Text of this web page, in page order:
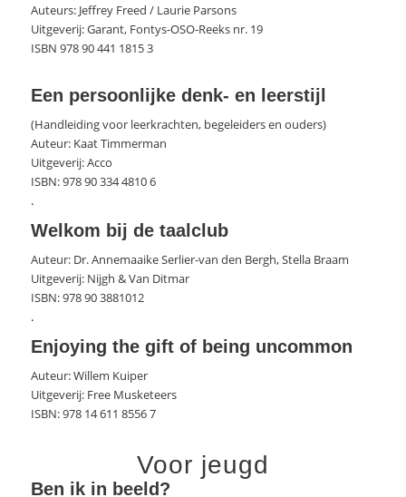
Auteurs: Jeffrey Freed / Laurie Parsons
Uitgeverij: Garant, Fontys-OSO-Reeks nr. 19
ISBN 978 90 441 1815 3
Een persoonlijke denk- en leerstijl
(Handleiding voor leerkrachten, begeleiders en ouders)
Auteur: Kaat Timmerman
Uitgeverij: Acco
ISBN: 978 90 334 4810 6
.
Welkom bij de taalclub
Auteur: Dr. Annemaaike Serlier-van den Bergh, Stella Braam
Uitgeverij: Nijgh & Van Ditmar
ISBN: 978 90 3881012
.
Enjoying the gift of being uncommon
Auteur: Willem Kuiper
Uitgeverij: Free Musketeers
ISBN: 978 14 611 8556 7
Voor jeugd
Ben ik in beeld?